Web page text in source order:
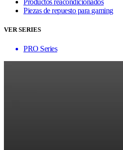
Piezas de repuesto para gaming
VER SERIES
PRO Series